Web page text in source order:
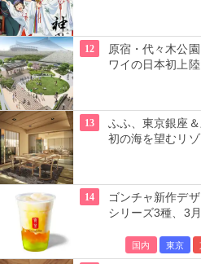
12
原宿・代々木公
ワイの日本初上
13
ふふ、東京銀座
初の海を望むリ
14
ゴンチャ新作デ
シリーズ3種、3
国内 東京